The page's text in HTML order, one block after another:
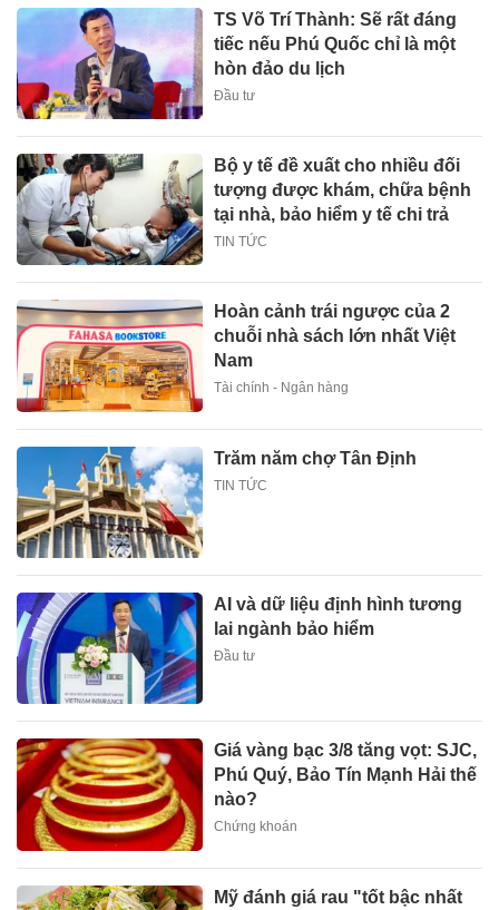
TS Võ Trí Thành: Sẽ rất đáng
tiếc nếu Phú Quốc chỉ là một
hòn đảo du lịch
Đầu tư
Bộ y tế đề xuất cho nhiều đối
tượng được khám, chữa bệnh
tại nhà, bảo hiểm y tế chi trả
TIN TỨC
Hoàn cảnh trái ngược của 2
chuỗi nhà sách lớn nhất Việt
Nam
Tài chính - Ngân hàng
Trăm năm chợ Tân Định
TIN TỨC
AI và dữ liệu định hình tương
lai ngành bảo hiểm
Đầu tư
Giá vàng bạc 3/8 tăng vọt: SJC,
Phú Quý, Bảo Tín Mạnh Hải thế
nào?
Chứng khoán
Mỹ đánh giá rau "tốt bậc nhất